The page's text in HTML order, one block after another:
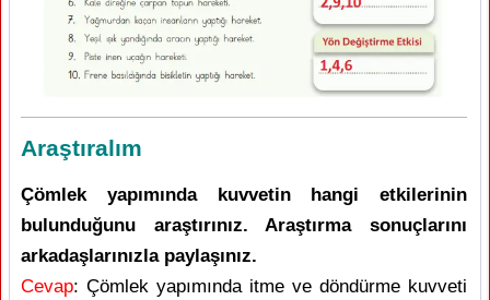
Araştıralım
Çömlek yapımında kuvvetin hangi etkilerinin
bulunduğunu araştırınız. Araştırma sonuçlarını
arkadaşlarınızla paylaşınız.
Cevap: Çömlek yapımında itme ve döndürme kuvveti